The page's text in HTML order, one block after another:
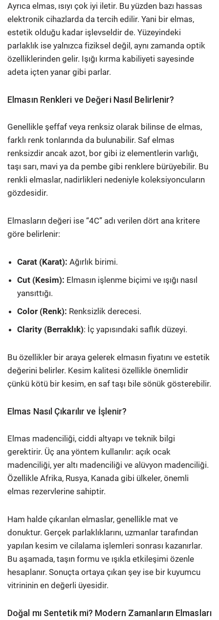
Ayrıca elmas, ısıyı çok iyi iletir. Bu yüzden bazı hassas
elektronik cihazlarda da tercih edilir. Yani bir elmas,
estetik olduğu kadar işlevseldir de. Yüzeyindeki
parlaklık ise yalnızca fiziksel değil, aynı zamanda optik
özelliklerinden gelir. Işığı kırma kabiliyeti sayesinde
adeta içten yanar gibi parlar.
Elmasın Renkleri ve Değeri Nasıl Belirlenir?
Genellikle şeffaf veya renksiz olarak bilinse de elmas,
farklı renk tonlarında da bulunabilir. Saf elmas
renksizdir ancak azot, bor gibi iz elementlerin varlığı,
taşı sarı, mavi ya da pembe gibi renklere bürüyebilir. Bu
renkli elmaslar, nadirlikleri nedeniyle koleksiyoncuların
gözdesidir.
Elmasların değeri ise “4C” adı verilen dört ana kritere
göre belirlenir:
Carat (Karat): Ağırlık birimi.
Cut (Kesim): Elmasın işlenme biçimi ve ışığı nasıl
yansıttığı.
Color (Renk): Renksizlik derecesi.
Clarity (Berraklık): İç yapısındaki saflık düzeyi.
Bu özellikler bir araya gelerek elmasın fiyatını ve estetik
değerini belirler. Kesim kalitesi özellikle önemlidir
çünkü kötü bir kesim, en saf taşı bile sönük gösterebilir.
Elmas Nasıl Çıkarılır ve İşlenir?
Elmas madenciliği, ciddi altyapı ve teknik bilgi
gerektirir. Üç ana yöntem kullanılır: açık ocak
madenciliği, yer altı madenciliği ve alüvyon madenciliği.
Özellikle Afrika, Rusya, Kanada gibi ülkeler, önemli
elmas rezervlerine sahiptir.
Ham halde çıkarılan elmaslar, genellikle mat ve
donuktur. Gerçek parlaklıklarını, uzmanlar tarafından
yapılan kesim ve cilalama işlemleri sonrası kazanırlar.
Bu aşamada, taşın formu ve ışıkla etkileşimi özenle
hesaplanır. Sonuçta ortaya çıkan şey ise bir kuyumcu
vitrininin en değerli üyesidir.
Doğal mı Sentetik mi? Modern Zamanların Elmasları